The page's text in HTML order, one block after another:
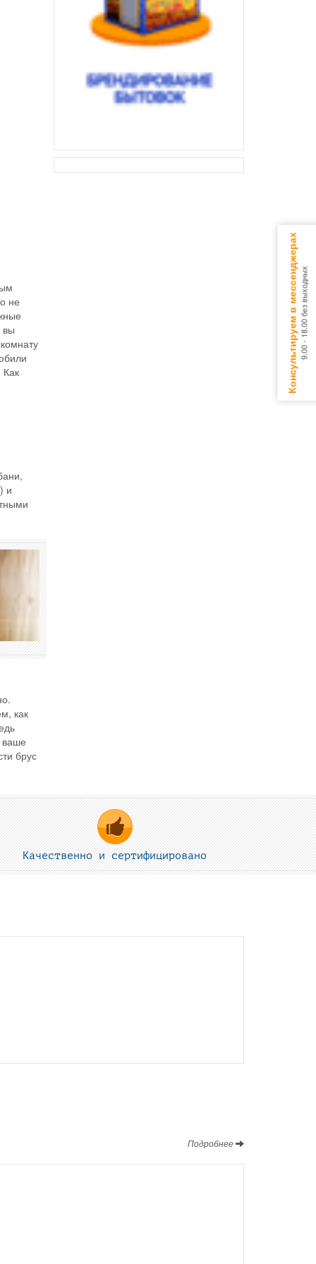
Консультируем в мессенджерах9.00 - 18.00 без выходных
не
вы
Как
и
как
ваше
брус
Качественно и сертифицировано
Подробнее